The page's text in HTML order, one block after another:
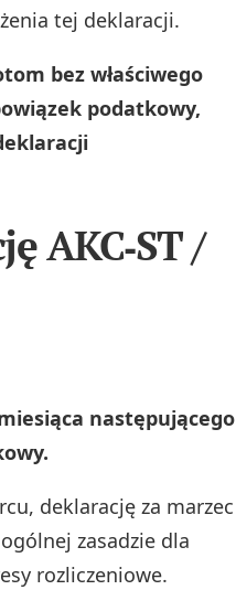
tej deklaracji.
bez właściwego
podatkowy,
AKC‑ST /
miesiąca następującego
deklarację za marzec
zasadzie dla
rozliczeniowe.